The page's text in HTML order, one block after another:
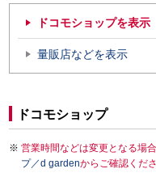
ドコモショップを表示
量販店などを表示
ドコモショップ
営業時間などは変更となる場
プ／d gardenからご確認くださ